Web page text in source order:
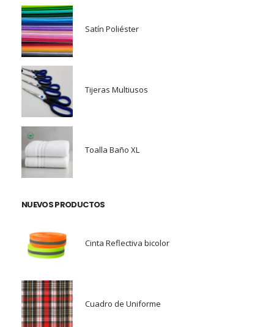
Satín Poliéster
Tijeras Multiusos
Toalla Baño XL
NUEVOS PRODUCTOS
Cinta Reflectiva bicolor
Cuadro de Uniforme